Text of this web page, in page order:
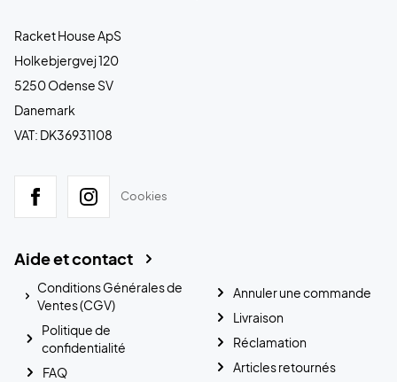
Racket House ApS
Holkebjergvej 120
5250 Odense SV
Danemark
VAT: DK36931108
Cookies
Aide et contact
Conditions Générales de
Ventes (CGV)
Politique de
confidentialité
FAQ
Annuler une commande
Livraison
Réclamation
Articles retournés